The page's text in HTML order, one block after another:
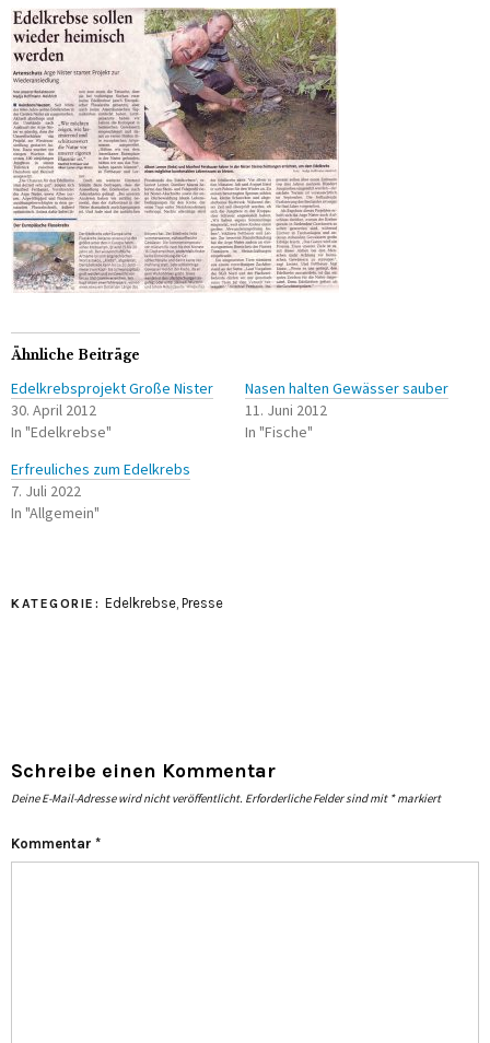
Ähnliche Beiträge
Edelkrebsprojekt Große Nister
30. April 2012
In "Edelkrebse"
Nasen halten Gewässer sauber
11. Juni 2012
In "Fische"
Erfreuliches zum Edelkrebs
7. Juli 2022
In "Allgemein"
KATEGORIE: Edelkrebse, Presse
Schreibe einen Kommentar
Deine E-Mail-Adresse wird nicht veröffentlicht. Erforderliche Felder sind mit *markiert
Kommentar *